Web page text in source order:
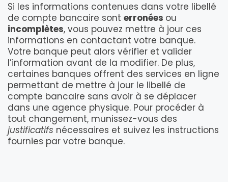
Si les informations contenues dans votre libellé
de compte bancaire sont erronées ou
incomplètes, vous pouvez mettre à jour ces
informations en contactant votre banque.
Votre banque peut alors vérifier et valider
l’information avant de la modifier. De plus,
certaines banques offrent des services en ligne
permettant de mettre à jour le libellé de
compte bancaire sans avoir à se déplacer
dans une agence physique. Pour procéder à
tout changement, munissez-vous des
justificatifs nécessaires et suivez les instructions
fournies par votre banque.